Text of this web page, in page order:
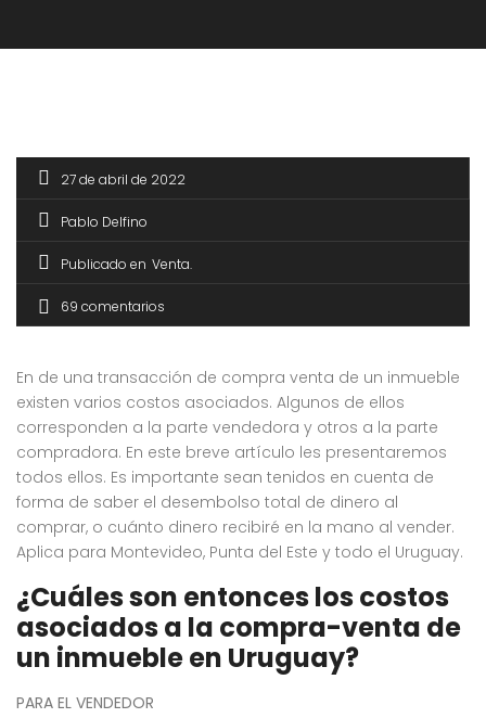
27 de abril de 2022
Pablo Delfino
Publicado en Venta
69 comentarios
En de una transacción de compra venta de un inmueble
existen varios costos asociados. Algunos de ellos
corresponden a la parte vendedora y otros a la parte
compradora. En este breve artículo les presentaremos
todos ellos. Es importante sean tenidos en cuenta de
forma de saber el desembolso total de dinero al
comprar, o cuánto dinero recibiré en la mano al vender.
Aplica para Montevideo, Punta del Este y todo el Uruguay.
¿Cuáles son entonces los costos
asociados a la compra-venta de
un inmueble en Uruguay?
PARA EL VENDEDOR